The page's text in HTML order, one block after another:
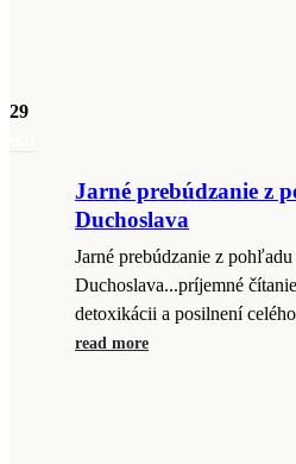
29
Jarné prebúdzanie z
Duchoslava
Jarné prebúdzanie z
Duchoslava...príjemné
detoxikácii a posilnení
read more